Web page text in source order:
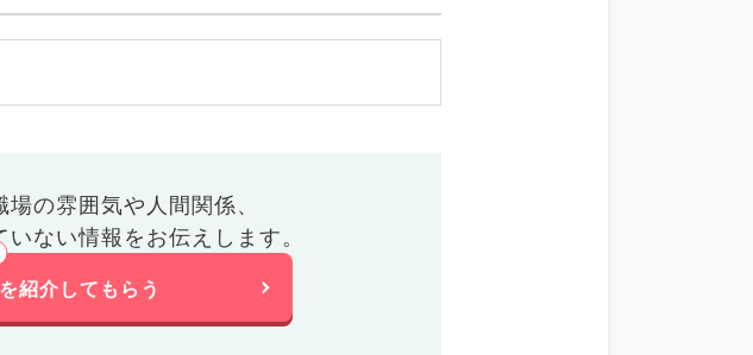
場の雰囲気や人間関係、
ない情報をお伝えします。
紹介してもらう